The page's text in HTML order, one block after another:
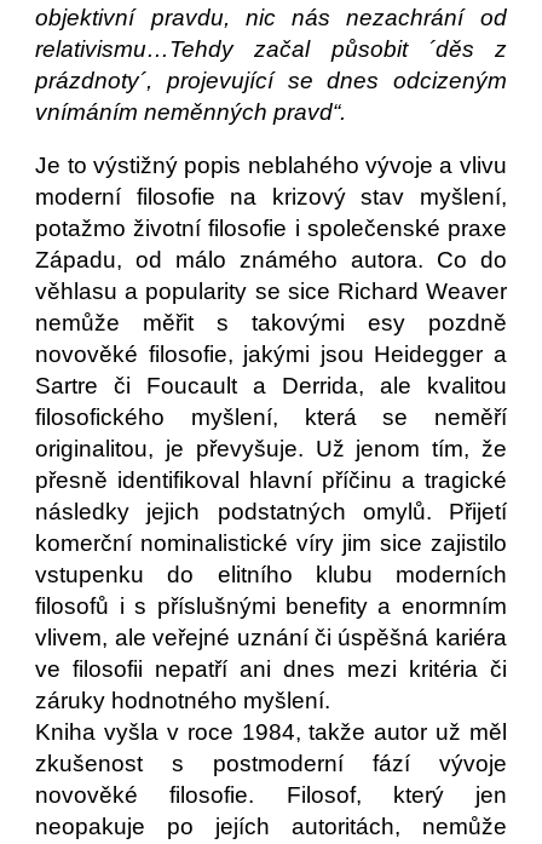
objektivní pravdu, nic nás nezachrání od
relativismu…Tehdy začal působit ´děs z
prázdnoty´, projevující se dnes odcizeným
vnímáním neměnných pravd“.
Je to výstižný popis neblahého vývoje a vlivu
moderní filosofie na krizový stav myšlení,
potažmo životní filosofie i společenské praxe
Západu, od málo známého autora. Co do
věhlasu a popularity se sice Richard Weaver
nemůže měřit s takovými esy pozdně
novověké filosofie, jakými jsou Heidegger a
Sartre či Foucault a Derrida, ale kvalitou
filosofického myšlení, která se neměří
originalitou, je převyšuje. Už jenom tím, že
přesně identifikoval hlavní příčinu a tragické
následky jejich podstatných omylů. Přijetí
komerční nominalistické víry jim sice zajistilo
vstupenku do elitního klubu moderních
filosofů i s příslušnými benefity a enormním
vlivem, ale veřejné uznání či úspěšná kariéra
ve filosofii nepatří ani dnes mezi kritéria či
záruky hodnotného myšlení.
Kniha vyšla v roce 1984, takže autor už měl
zkušenost s postmoderní fází vývoje
novověké filosofie. Filosof, který jen
neopakuje po jejích autoritách, nemůže